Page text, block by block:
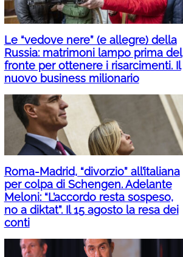
Le “vedove nere” (e allegre) della
Russia: matrimoni lampo prima del
fronte per ottenere i risarcimenti. Il
nuovo business milionario
Roma-Madrid, “divorzio” all’italiana
per colpa di Schengen. Adelante
Meloni: “L’accordo resta sospeso,
no a diktat”. Il 15 agosto la resa dei
conti